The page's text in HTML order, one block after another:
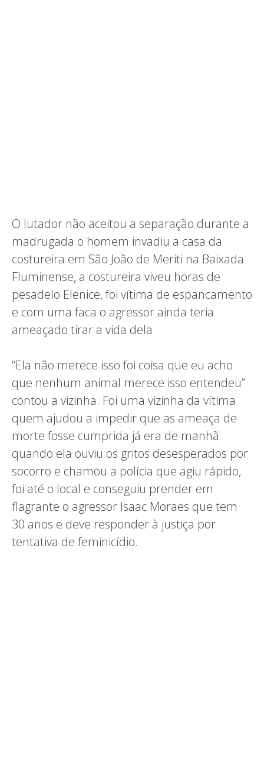
O lutador não aceitou a separação durante a
madrugada o homem invadiu a casa da
costureira em São João de Meriti na Baixada
Fluminense, a costureira viveu horas de
pesadelo Elenice, foi vítima de espancamento
e com uma faca o agressor ainda teria
ameaçado tirar a vida dela.
“Ela não merece isso foi coisa que eu acho
que nenhum animal merece isso entendeu”
contou a vizinha. Foi uma vizinha da vítima
quem ajudou a impedir que as ameaça de
morte fosse cumprida já era de manhã
quando ela ouviu os gritos desesperados por
socorro e chamou a polícia que agiu rápido,
foi até o local e conseguiu prender em
flagrante o agressor Isaac Moraes que tem
30 anos e deve responder à justiça por
tentativa de feminicídio.